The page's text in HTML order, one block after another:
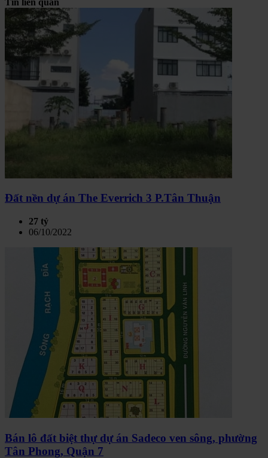
Đất nền dự án The Everrich 3 P.Tân Thuận
27 tỷ
06/10/2022
Bán lô đất biệt thự dự án Sadeco ven sông, phường
Tân Phong, Quận 7